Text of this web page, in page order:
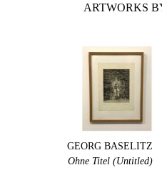
ARTWORKS
GEORG BASELITZ
Ohne Titel (Untitled)